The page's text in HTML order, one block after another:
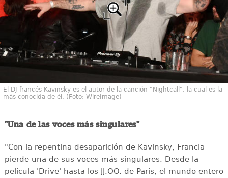
El DJ francés Kavinsky es el autor de la canción "Nightcall", la cual es la
más conocida de él. (Foto: WireImage)
"Una de las voces más singulares"
"Con la repentina desaparición de Kavinsky, Francia
pierde una de sus voces más singulares. Desde la
película 'Drive' hasta los JJ.OO. de París, el mundo entero